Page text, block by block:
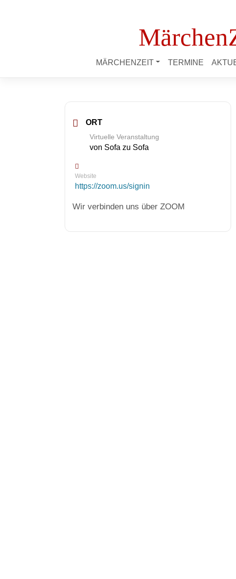
MÄRCHENZEIT TERMINE
ORT
Virtuelle Veranstaltung
von Sofa zu Sofa
Website
https://zoom.us/signin
Wir verbinden uns über ZOOM